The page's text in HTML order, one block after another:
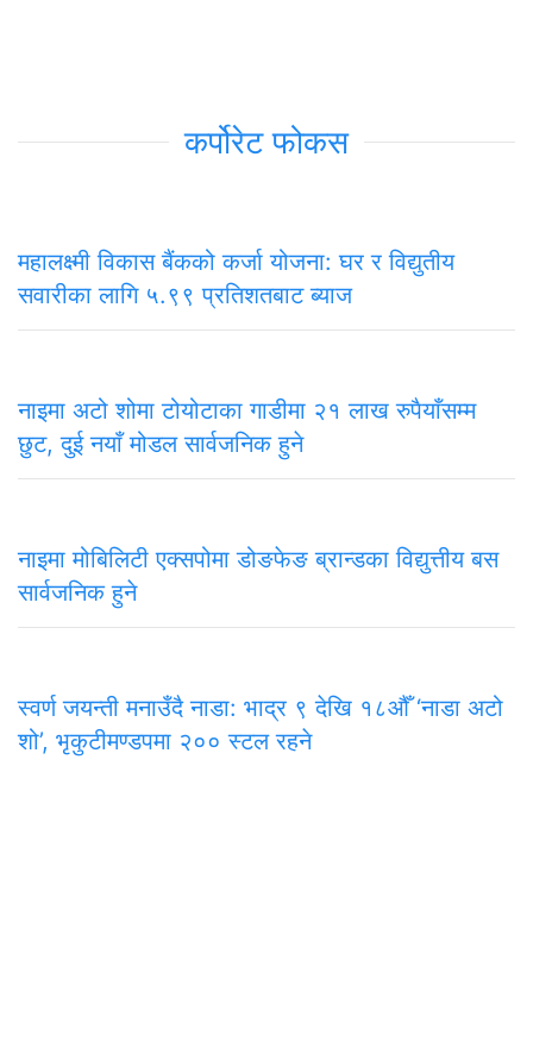
कर्पोरेट फोकस
महालक्ष्मी विकास बैंकको कर्जा योजना: घर र विद्युतीय
सवारीका लागि ५.९९ प्रतिशतबाट ब्याज
नाइमा अटो शोमा टोयोटाका गाडीमा २१ लाख रुपैयाँसम्म
छुट, दुई नयाँ मोडल सार्वजनिक हुने
नाइमा मोबिलिटी एक्सपोमा डोङफेङ ब्रान्डका विद्युत्तीय बस
सार्वजनिक हुने
स्वर्ण जयन्ती मनाउँदै नाडा: भाद्र ९ देखि १८औँ ‘नाडा अटो
शो’, भृकुटीमण्डपमा २०० स्टल रहने